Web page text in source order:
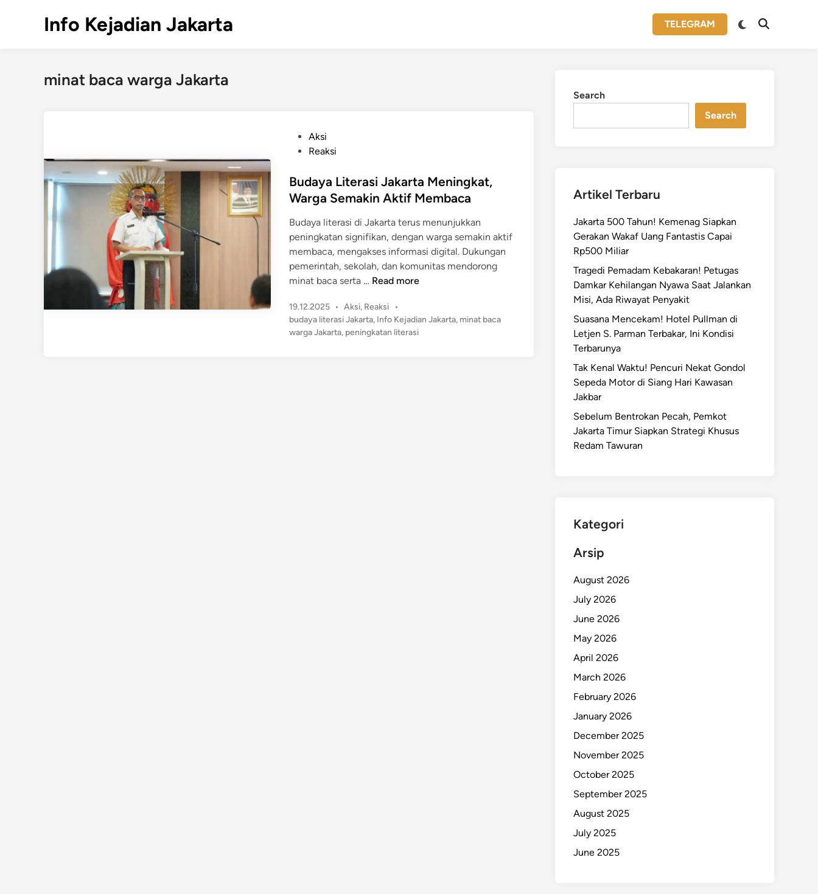
Info Kejadian Jakarta TELEGRAM
Switch
Open
minat baca warga Jakarta
t
e
i
n
Aksi
Reaksi
Budaya Literasi Jakarta Meningkat,
Warga Semakin Aktif Membaca
Budaya literasi di Jakarta terus menunjukkan
peningkatan signifikan, dengan warga semakin aktif
membaca, mengakses informasi digital. Dukungan
pemerintah, sekolah, dan komunitas mendorong
minat baca serta … B
d
a
y
Read more
19.12.2025 • P
o
s
Aksi, Reaksi
•
budaya literasi Jakarta, Info Kejadian Jakarta, minat baca
warga Jakarta, peningkatan literasi
Search
Search
Artikel Terbaru
Jakarta 500 Tahun! Kemenag Siapkan
Gerakan Wakaf Uang Fantastis Capai
Rp500 Miliar
Tragedi Pemadam Kebakaran! Petugas
Damkar Kehilangan Nyawa Saat Jalankan
Misi, Ada Riwayat Penyakit
Suasana Mencekam! Hotel Pullman di
Letjen S. Parman Terbakar, Ini Kondisi
Terbarunya
Tak Kenal Waktu! Pencuri Nekat Gondol
Sepeda Motor di Siang Hari Kawasan
Jakbar
Sebelum Bentrokan Pecah, Pemkot
Jakarta Timur Siapkan Strategi Khusus
Redam Tawuran
Kategori
Arsip
August 2026
July 2026
June 2026
May 2026
April 2026
March 2026
February 2026
January 2026
December 2025
November 2025
October 2025
September 2025
August 2025
July 2025
June 2025